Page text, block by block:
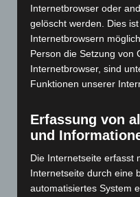
im Hort) gilt dies nur
ansonsten im
denen ein Selbsttest
weiterhin das
eine erwachsene
Voraussetzung ist,
eine ärztliche
die
Undurchführbarkeit
der betreuten Kinder
Internetbrowser oder
gelöscht werden. Dies
Internetbrowsern
Person die Setzung von
Internetbrowser, sind
Funktionen unserer
Erfassung von
und
Die Internetseite erfasst
Internetseite durch eine
automatisiertes System